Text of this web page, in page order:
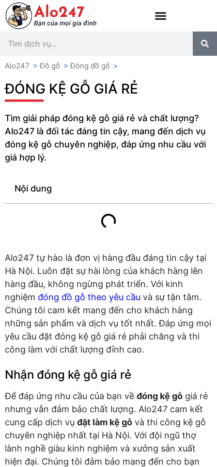
Alo247 >Đồ gỗ >Đóng đồ gỗ >
ĐÓNG KỆ GỖ GIÁ RẺ
Tìm giải pháp đóng kệ gỗ giá rẻ và chất lượng?
Alo247 là đối tác đáng tin cậy, mang đến dịch vụ
đóng kệ gỗ chuyên nghiệp, đáp ứng nhu cầu với
giá hợp lý.
Nội dung
Alo247 tự hào là đơn vị hàng đầu đáng tin cậy tại
Hà Nội. Luôn đặt sự hài lòng của khách hàng lên
hàng đầu, không ngừng phát triển. Với kinh
nghiệm đóng đồ gỗ theo yêu cầu và sự tận tâm.
Chúng tôi cam kết mang đến cho khách hàng
những sản phẩm và dịch vụ tốt nhất. Đáp ứng mọi
yêu cầu đặt đóng kệ gỗ giá rẻ phải chăng và thi
công làm với chất lượng đỉnh cao.
Nhận đóng kệ gỗ giá rẻ
Để đáp ứng nhu cầu của bạn về đóng kệ gỗ giá rẻ
nhưng vẫn đảm bảo chất lượng. Alo247 cam kết
cung cấp dịch vụ đặt làm kệ gỗ và thi công kệ gỗ
chuyên nghiệp nhất tại Hà Nội. Với đội ngũ thợ
lành nghề giàu kinh nghiệm và xưởng sản xuất
hiện đại. Chúng tôi đảm bảo mang đến cho bạn